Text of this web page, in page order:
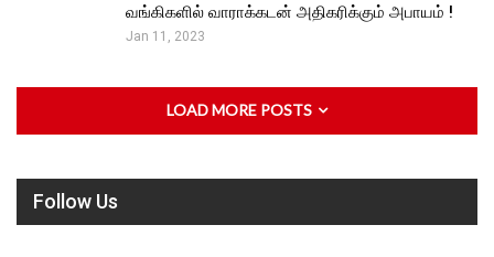
வங்கிகளில் வாராக்கடன் அதிகரிக்கும் அபாயம் !
Jan 11, 2023
LOAD MORE POSTS
Follow Us